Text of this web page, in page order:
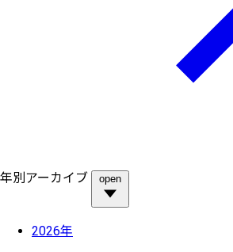
年別アーカイブ open
2026年